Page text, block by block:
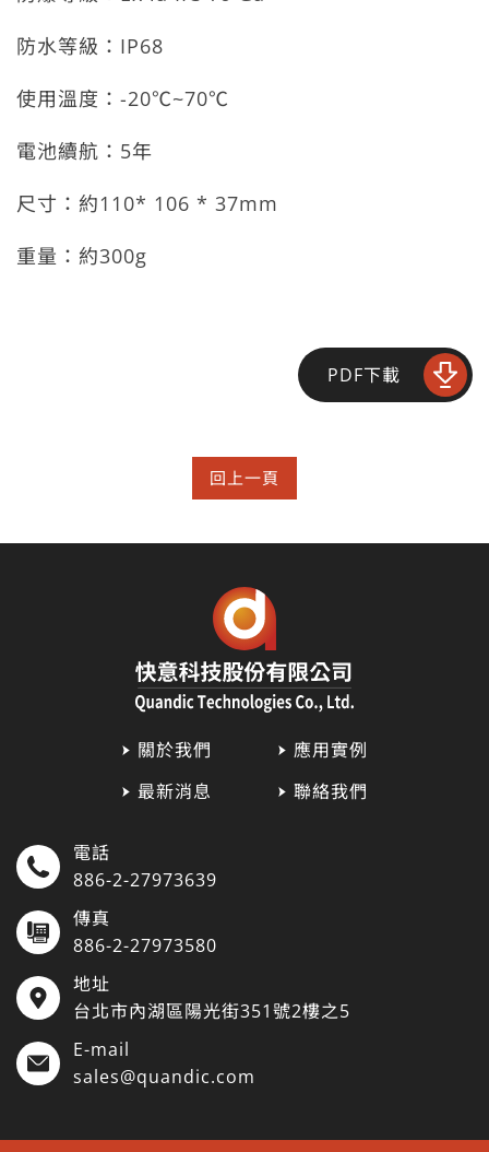
防水等級： IP68
使用溫度： -20℃~70℃
電池續航： 5年
尺寸：約110* 106 * 37mm
重量：約300g
PDF下載
回上一頁
關於我們
應用實例
最新消息
聯絡我們
電話
886-2-27973639
傳真
886-2-27973580
地址
台北市內湖區陽光街351號2樓之5
E-mail
sales@quandic.com